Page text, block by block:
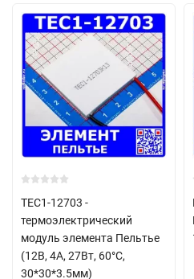
TEC1-12703 -
термоэлектрический
модуль элемента Пельтье
(12В, 4А, 27Вт, 60°С,
30*30*3.5мм)